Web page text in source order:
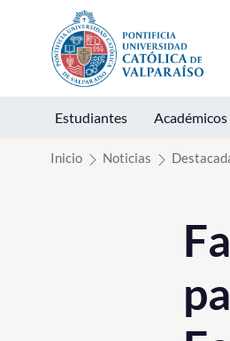
Click acá para ir directamente al
Estudiantes Académicos
Inicio Noticias